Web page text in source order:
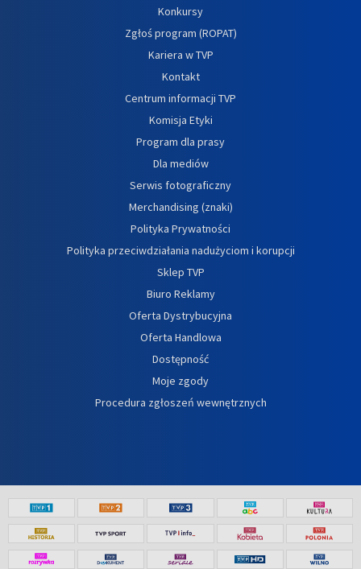
Konkursy
Zgłoś program (ROPAT)
Kariera w TVP
Kontakt
Centrum informacji TVP
Komisja Etyki
Program dla prasy
Dla mediów
Serwis fotograficzny
Merchandising (znaki)
Polityka Prywatności
Polityka przeciwdziałania nadużyciom i korupcji
Sklep TVP
Biuro Reklamy
Oferta Dystrybucyjna
Oferta Handlowa
Dostępność
Moje zgody
Procedura zgłoszeń wewnętrznych